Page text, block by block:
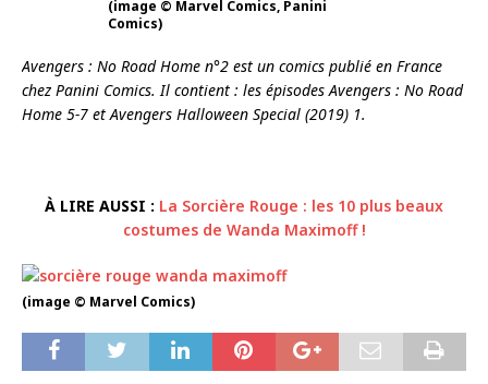
(image © Marvel Comics, Panini
Comics)
Avengers : No Road Home n°2 est un comics publié en France
chez Panini Comics. Il contient : les épisodes Avengers : No Road
Home 5-7 et Avengers Halloween Special (2019) 1.
À LIRE AUSSI : La Sorcière Rouge : les 10 plus beaux
costumes de Wanda Maximoff !
(image © Marvel Comics)